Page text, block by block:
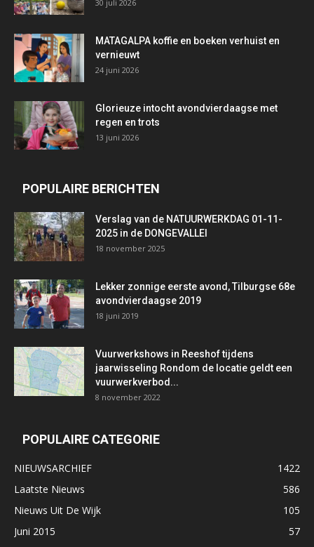
30 juli 2026
MATAGALPA koffie en boeken verhuist en
vernieuwt
24 juni 2026
Glorieuze intocht avondvierdaagse met
regen en trots
13 juni 2026
POPULAIRE BERICHTEN
Verslag van de NATUURWERKDAG 01-11-
2025 in de DONGEVALLEI
18 november 2025
Lekker zonnige eerste avond, Tilburgse 68e
avondvierdaagse 2019
18 juni 2019
Vuurwerkshows in Reeshof tijdens
jaarwisseling Rondom de locatie geldt een
vuurwerkverbod...
8 november 2022
POPULAIRE CATEGORIE
NIEUWSARCHIEF
1422
Laatste Nieuws
586
Nieuws Uit De Wijk
105
Juni 2015
57